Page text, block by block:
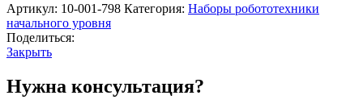
Артикул: 10-001-798 Категория: Наборы робототехники
начального уровня
Поделиться:
Закрыть
Нужна консультация?